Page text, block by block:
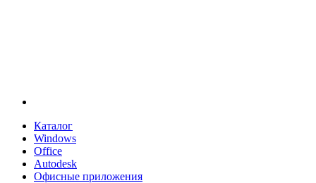
Каталог
Windows
Office
Autodesk
Офисные приложения